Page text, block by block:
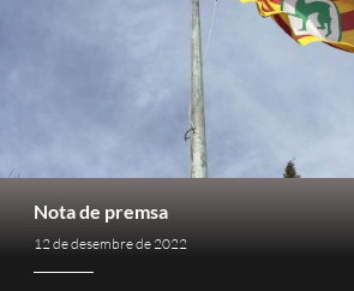
Nota de premsa
12 de desembre de 2022